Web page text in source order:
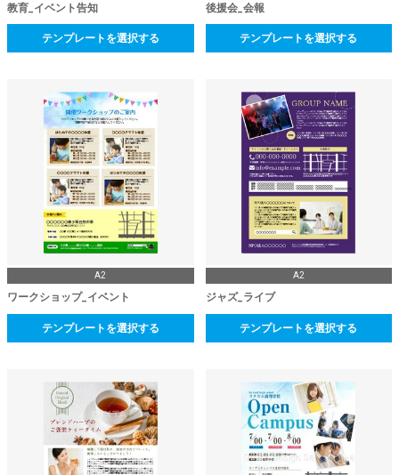
教育_イベント告知
テンプレートを選択する
後援会_会報
テンプレートを選択する
A2
ワークショップ_イベント
テンプレートを選択する
A2
ジャズ_ライブ
テンプレートを選択する